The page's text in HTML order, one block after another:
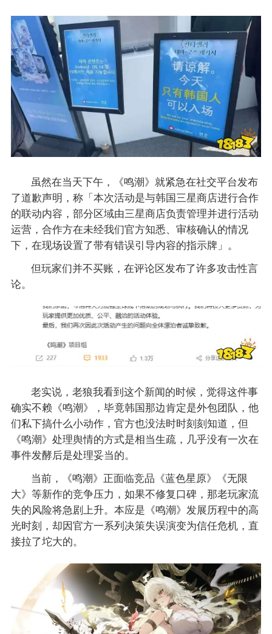
虽然在当天下午，《鸣潮》就紧急在社交平台发布
了道歉声明，称「本次活动是与韩国三星商店进行合作
的联动内容，部分区域由三星商店负责管理并进行活动
运营，合作方在未经我们官方知悉、审核确认的情况
下，在现场设置了带有错误引导内容的指示牌」。
但玩家们并不买账，在评论区发布了许多攻击性言
论。
老实说，老狼我看到这个新闻的时候，觉得这件事
确实不赖《鸣潮》，毕竟韩国那边肯定是外包团队，他
们私下搞什么小动作，官方也没法时时刻刻知道，但
《鸣潮》处理舆情的方式是相当生疏，几乎没有一次在
事件发酵后是处理妥当的。
当前，《鸣潮》正面临竞品《蓝色星原》《无限
大》等新作的竞争压力，如果不修复口碑，那老玩家流
失的风险将急剧上升。本应是《鸣潮》发展历程中的高
光时刻，却因官方一系列决策失误演变为信任危机，直
接拉了坨大的。